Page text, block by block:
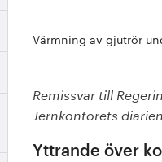
Värmning av gjutrör
Remissvar till
Jernkontorets
Yttrande över